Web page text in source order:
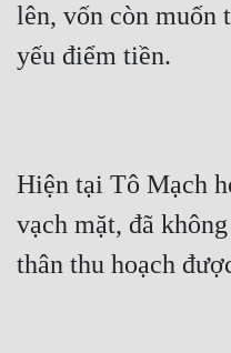
lên, vốn còn muốn
yếu điểm tiền.
Hiện tại Tô Mạch
vạch mặt, đã
thân thu hoạch